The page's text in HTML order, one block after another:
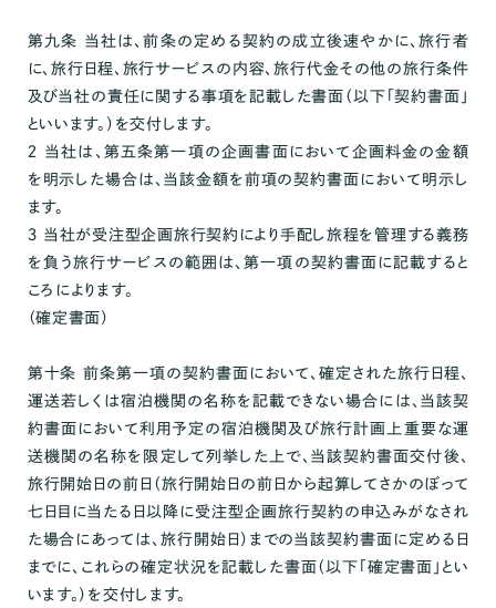
第九条 当社は、前条の定める契約の成立後速やかに、旅行者
に、旅行日程、旅行サービスの内容、旅行代金その他の旅行条件
及び当社の責任に関する事項を記載した書面（以下「契約書面」
といいます。）を交付します。
２ 当社は、第五条第一項の企画書面において企画料金の金額
を明示した場合は、当該金額を前項の契約書面において明示し
ます。
３ 当社が受注型企画旅行契約により手配し旅程を管理する義務
を負う旅行サービスの範囲は、第一項の契約書面に記載すると
ころによります。
（確定書面）
第十条 前条第一項の契約書面において、確定された旅行日程、
運送若しくは宿泊機関の名称を記載できない場合には、当該契
約書面において利用予定の宿泊機関及び旅行計画上重要な運
送機関の名称を限定して列挙した上で、当該契約書面交付後、
旅行開始日の前日（旅行開始日の前日から起算してさかのぼって
七日目に当たる日以降に受注型企画旅行契約の申込みがなされ
た場合にあっては、旅行開始日）までの当該契約書面に定める日
までに、これらの確定状況を記載した書面（以下「確定書面」とい
います。）を交付します。